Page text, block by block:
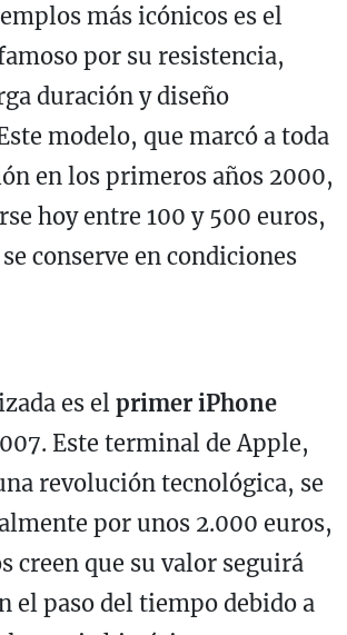
más icónicos es el
por su resistencia,
duración y diseño
modelo, que marcó a toda
en los primeros años 2000,
hoy entre 100 y 500 euros,
conserve en condiciones
es el primer iPhone
Este terminal de Apple,
revolución tecnológica, se
por unos 2.000 euros,
creen que su valor seguirá
el paso del tiempo debido a